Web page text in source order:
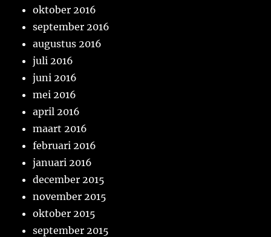
oktober 2016
september 2016
augustus 2016
juli 2016
juni 2016
mei 2016
april 2016
maart 2016
februari 2016
januari 2016
december 2015
november 2015
oktober 2015
september 2015